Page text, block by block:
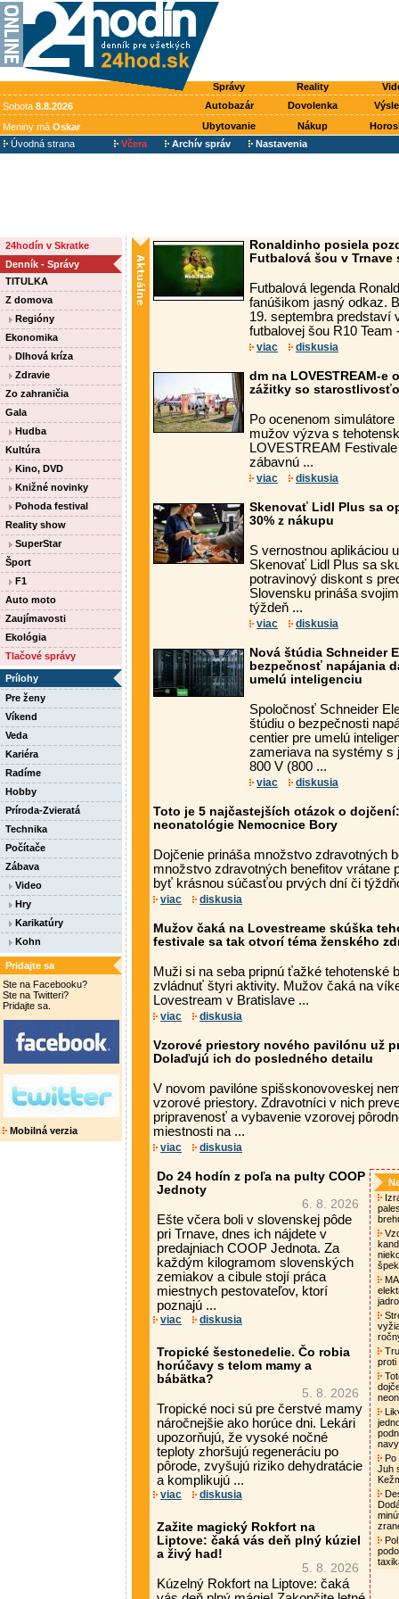
Správy Reality
Sobota 8.8.2026 Autobazár Dovolenka
Meniny má Oskar Ubytovanie Nákup
Úvodná strana
Včera Archív správ Nastavenia
24hodín v Skratke
Denník - Správy
TITULKA
Z domova
Regióny
Ekonomika
Dlhová kríza
Zdravie
Zo zahraničia
Gala
Hudba
Kultúra
Kino, DVD
Knižné novinky
Pohoda festival
Reality show
SuperStar
Šport
F1
Auto moto
Zaujímavosti
Ekológia
Tlačové správy
Prílohy
Pre ženy
Víkend
Veda
Kariéra
Radíme
Hobby
Príroda-Zvieratá
Technika
Počítače
Zábava
Video
Hry
Karikatúry
Kohn
Pridajte sa
Ste na Facebooku?
Ste na Twitteri?
Pridajte sa.
Mobilná verzia
Ronaldinho posiela
Futbalová šou v
Futbalová legenda
fanúšikom jasný odkaz.
19. septembra predstaví
futbalovej šou R10
viac diskusia
dm na LOVESTREAM-
zážitky so
Po ocenenom
mužov výzva s
LOVESTREAM
zábavnú ...
viac diskusia
Skenovať Lidl Plus sa
30% z nákupu
S vernostnou aplikáciou
Skenovať Lidl Plus sa
potravinový diskont s
Slovensku prináša
týždeň ...
viac diskusia
Nová štúdia Schneider
bezpečnosť napájania
umelú inteligenciu
Spoločnosť Schneider
štúdiu o bezpečnosti
centier pre umelú
zameriava na systémy s
800 V (800 ...
viac diskusia
Toto je 5 najčastejších otázok o
neonatológie Nemocnice Bory
Dojčenie prináša množstvo zdravotných
množstvo zdravotných benefitov vrátane
byť krásnou súčasťou prvých dní či
viac diskusia
Mužov čaká na Lovestreame skúška
festivale sa tak otvorí téma ženského
Muži si na seba pripnú ťažké tehotenské
zvládnuť štyri aktivity. Mužov čaká na
Lovestream v Bratislave ...
viac diskusia
Vzorové priestory nového pavilónu už
Dolaďujú ich do posledného detailu
V novom pavilóne spišskonovoveskej
vzorové priestory. Zdravotníci v nich
pripravenosť a vybavenie vzorovej
miestnosti na ...
viac diskusia
Do 24 hodín z poľa na pulty COOP
Jednoty
6. 8. 2026
Ešte včera boli v slovenskej pôde
pri Trnave, dnes ich nájdete v
predajniach COOP Jednota. Za
každým kilogramom slovenských
zemiakov a cibule stojí práca
miestnych pestovateľov, ktorí
poznajú ...
viac diskusia
Tropické šestonedelie. Čo robia
horúčavy s telom mamy a
bábätka?
5. 8. 2026
Tropické noci sú pre čerstvé mamy
náročnejšie ako horúce dni. Lekári
upozorňujú, že vysoké nočné
teploty zhoršujú regeneráciu po
pôrode, zvyšujú riziko dehydratácie
a komplikujú ...
viac diskusia
Zažite magický Rokfort na
Liptove: čaká vás deň plný kúziel
a živý had!
5. 8. 2026
Kúzelný Rokfort na Liptove: čaká
proti
Po
Juh